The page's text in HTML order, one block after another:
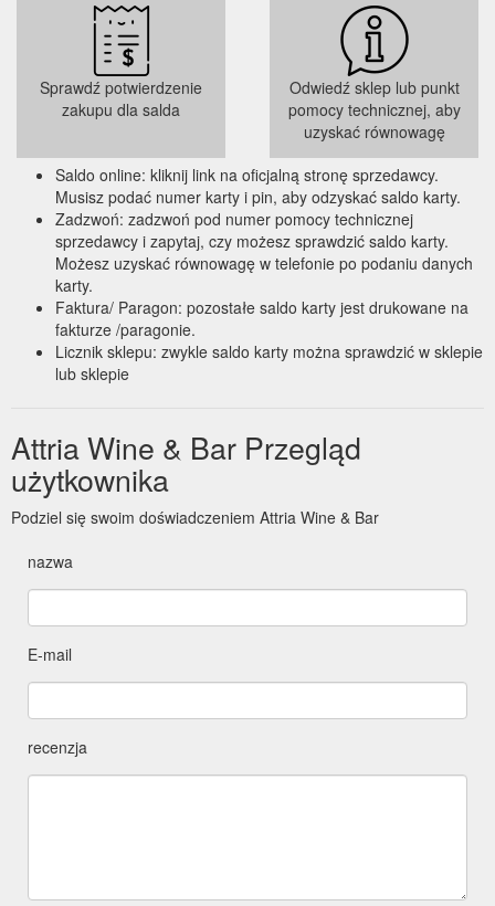
Sprawdź potwierdzenie
zakupu dla salda
Odwiedź sklep lub punkt
pomocy technicznej, aby
uzyskać równowagę
Saldo online: kliknij link na oficjalną stronę sprzedawcy.
Musisz podać numer karty i pin, aby odzyskać saldo karty.
Zadzwoń: zadzwoń pod numer pomocy technicznej
sprzedawcy i zapytaj, czy możesz sprawdzić saldo karty.
Możesz uzyskać równowagę w telefonie po podaniu danych
karty.
Faktura/ Paragon: pozostałe saldo karty jest drukowane na
fakturze /paragonie.
Licznik sklepu: zwykle saldo karty można sprawdzić w sklepie
lub sklepie
Attria Wine & Bar Przegląd
użytkownika
Podziel się swoim doświadczeniem Attria Wine & Bar
nazwa
E-mail
recenzja